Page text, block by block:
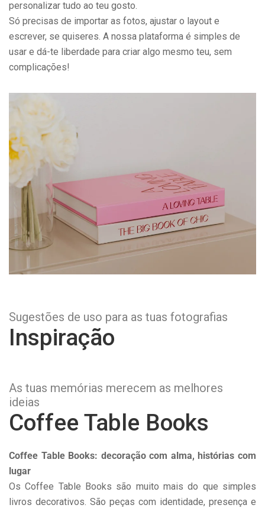
personalizar tudo ao teu gosto.
Só precisas de importar as fotos, ajustar o layout e
escrever, se quiseres. A nossa plataforma é simples de
usar e dá-te liberdade para criar algo mesmo teu, sem
complicações!
Sugestões de uso para as tuas fotografias
Inspiração
As tuas memórias merecem as melhores
ideias
Coffee Table Books
Coffee Table Books: decoração com alma, histórias com
lugar
Os Coffee Table Books são muito mais do que simples
livros decorativos. São peças com identidade, presença e